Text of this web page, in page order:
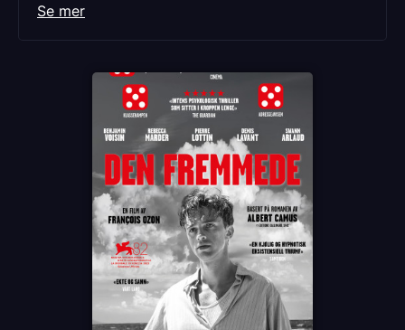
Rollebesetning
Rebecca Marder
Benjamin Voisin
Swann Arlaud
Distributør
Fidalgo Filmdistribusjon
Se mer